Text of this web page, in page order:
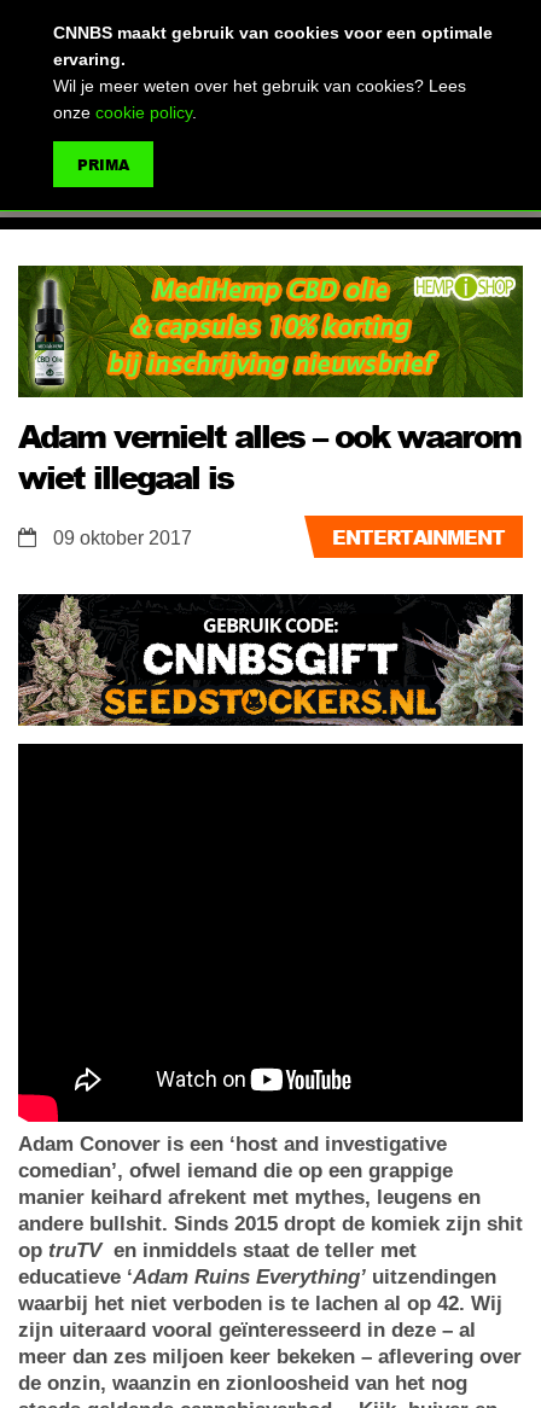
Adam vernielt alles – ook waarom
wiet illegaal is
ENTERTAINMENT
09 oktober 2017
Adam Conover is een ‘host and investigative
comedian’, ofwel iemand die op een grappige
manier keihard afrekent met mythes, leugens en
andere bullshit. Sinds 2015 dropt de komiek zijn shit
op truTVen inmiddels staat de teller met
educatieve ‘Adam Ruins Everything’ uitzendingen
waarbij het niet verboden is te lachen al op 42. Wij
zijn uiteraard vooral geïnteresseerd in deze – al
meer dan zes miljoen keer bekeken – aflevering over
de onzin, waanzin en zionloosheid van het nog
CNNBS maakt gebruik van cookies voor een optimale
ervaring.
Wil je meer weten over het gebruik van cookies? Lees
onze cookie policy.
PRIMA